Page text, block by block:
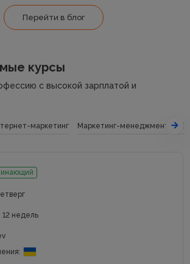
Перейти в блог
курсы
с высокой зарплатой и
маркетинг Маркетинг-менеджмент
12 недель